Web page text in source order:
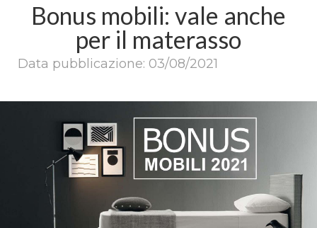
Bonus mobili: vale anche
per il materasso
Data pubblicazione: 03/08/2021